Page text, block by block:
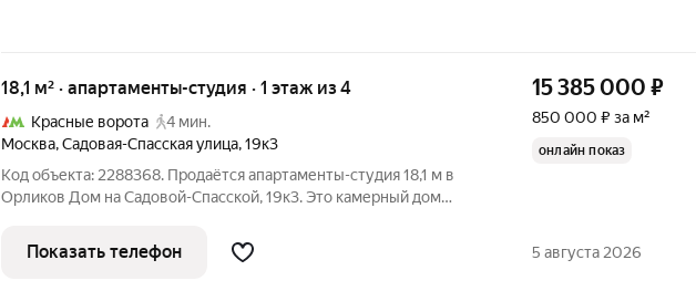
18,1 м² · апартаменты-студия · 1 этаж из 4
Красные ворота
4 мин.
Москва,Садовая-Спасская улица,19к3
Код объекта: 2288368. Продаётся апартаменты-студия 18,1 м в
Орликов Дом на Садовой-Спасской, 19к3. Это камерный дом
кольца, метро Красные Ворота 1 минута пешком. О доме Дом
продуман как
15 385 000 ₽
850 000 ₽ за м²
онлайн показ
Показать телефон 5 августа 2026